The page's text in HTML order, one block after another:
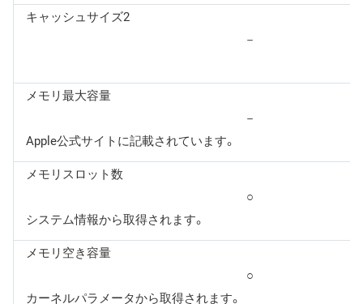
キャッシュサイズ2
－
メモリ最大容量
－
Apple公式サイトに記載されています。
メモリスロット数
○
システム情報から取得されます。
メモリ空き容量
○
カーネルパラメータから取得されます。